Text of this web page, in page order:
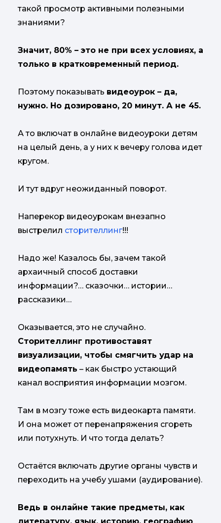
такой просмотр активными полезными
знаниями?
Значит, 80% – это не при всех условиях, а
только в кратковременный период.
Поэтому показывать видеоурок – да,
нужно. Но дозировано, 20 минут. А не 45.
А то включат в онлайне видеоуроки детям
на целый день, а у них к вечеру голова идет
кругом.
И тут вдруг неожиданный поворот.
Наперекор видеоурокам внезапно
выстрелил сторителлинг!!!
Надо же! Казалось бы, зачем такой
архаичный способ доставки
информации?… сказочки… истории…
рассказики…
Оказывается, это не случайно.
Сторителлинг противоставят
визуализации, чтобы смягчить удар на
видеопамять – как быстро устающий
канал восприятия информации мозгом.
Там в мозгу тоже есть видеокарта памяти.
И она может от перенапряжения сгореть
или потухнуть. И что тогда делать?
Остаётся включать другие органы чувств и
переходить на учебу ушами (аудирование).
Ведь в онлайне такие предметы, как
литературу, язык, историю, географию